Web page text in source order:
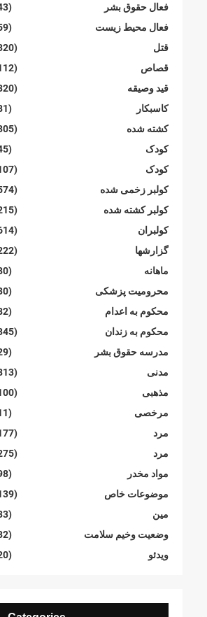
فعال حقوق بشر
(43)
فعال محیط زیست
(59)
قتل
(320)
قصاص
(112)
قید وصیقه
(320)
کاسبکار
(81)
کشته شده
(305)
کودک
(45)
کودک
(107)
کولبر زخمی شدە
(574)
کولبر کشتە شدە
(215)
کولبران
(614)
گزارشها
(222)
ماهانە
(80)
محرومیت پزشکی
(30)
محکوم بە اعدام
(82)
محکوم بە زندان
(345)
مدرسە حقوق بشر
(29)
مدنی
(813)
مذهبی
(100)
مرخصی
(11)
مرد
(177)
مرد
(275)
مواد مخدر
(98)
موضوعات خاص
(139)
مین
(33)
وضعیت وخیم سلامت
(32)
ویدئو
(20)